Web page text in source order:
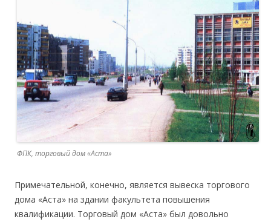
ФПК, торговый дом «Аста»
Примечательной, конечно, является вывеска торгового
дома «Аста» на здании факультета повышения
квалификации. Торговый дом «Аста» был довольно